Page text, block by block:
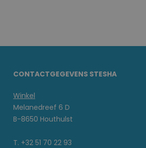
CONTACTGEGEVENS STESHA
Winkel
Melanedreef 6 D
B-8650 Houthulst
T. +32 51 70 22 93